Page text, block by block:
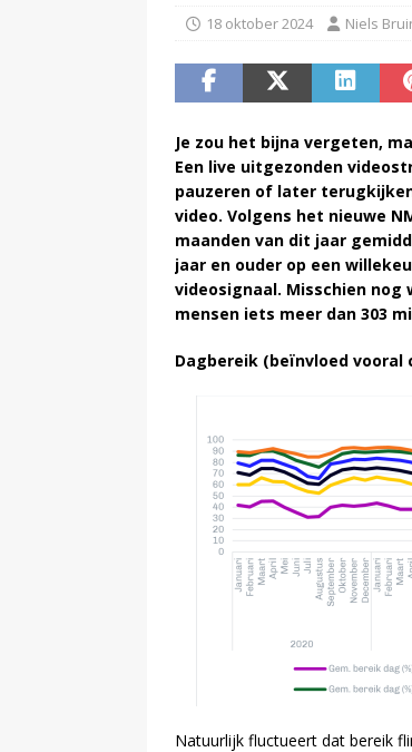
18 oktober 2024 Niels
Je zou het bijna vergeten,
Een live uitgezonden
pauzeren of later
video. Volgens het nieuwe
maanden van dit jaar
jaar en ouder op een
videosignaal. Misschien nog
mensen iets meer dan 303
Dagbereik (beïnvloed vooral
Natuurlijk fluctueert dat bereik